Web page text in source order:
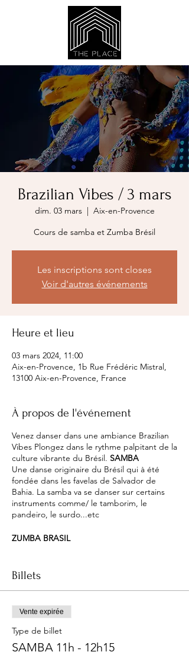
Brazilian Vibes / 3 mars
dim. 03 mars
  |
Aix-en-Provence
Cours de samba et Zumba Brésil
Les inscriptions sont closes
Voir d'autres événements
Heure et lieu
03 mars 2024, 11:00
Aix-en-Provence, 1b Rue Frédéric Mistral,
13100 Aix-en-Provence, France
À propos de l'événement
Venez danser dans une ambiance Brazilian
Vibes Plongez dans le rythme palpitant de la
culture vibrante du Brésil. SAMBA
Une danse originaire du Brésil qui à été
fondée dans les favelas de Salvador de
Bahia. La samba va se danser sur certains
instruments comme/ le tamborim, le
pandeiro, le surdo...etc
ZUMBA BRASIL
pour danser sur les meilleurs hits brésiliens
de cette danse Zumba Brésil !
Billets
Vente expirée
Type de billet
SAMBA 11h - 12h15